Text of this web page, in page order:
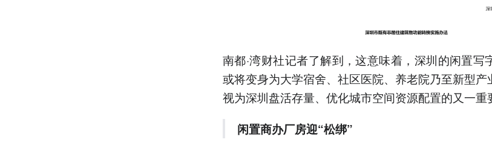
南都·湾财社记者了解到，这意味着，深圳的闲置写
或将变身为大学宿舍、社区医院、养老院乃至新型产
视为深圳盘活存量、优化城市空间资源配置的又一重
闲置商办厂房迎“松绑”